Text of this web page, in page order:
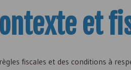
et
fiscales et des conditions à